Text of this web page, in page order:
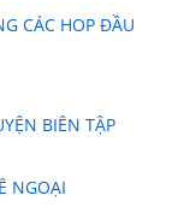
CÁC HOP ĐẦU
BIÊN TẬP
NGOẠI